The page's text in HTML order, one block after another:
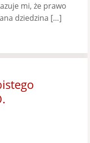
mi, że prawo
dziedzina […]